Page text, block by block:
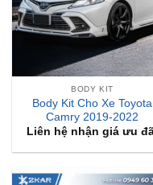
Body Kit Cho Xe Toyota
Camry 2019-2022
Liên hệ nhận giá ưu đãi